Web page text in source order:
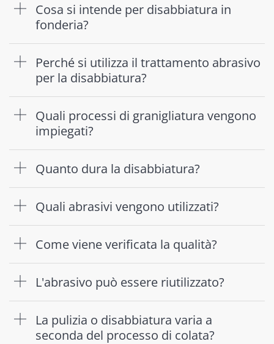
Cosa si intende per disabbiatura in
fonderia?
Perché si utilizza il trattamento abrasivo
per la disabbiatura?
Quali processi di granigliatura vengono
impiegati?
Quanto dura la disabbiatura?
Quali abrasivi vengono utilizzati?
Come viene verificata la qualità?
L'abrasivo può essere riutilizzato?
La pulizia o disabbiatura varia a
seconda del processo di colata?